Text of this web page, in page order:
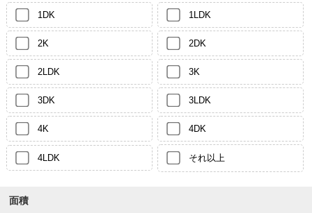
1DK 1LDK
2K 2DK
2LDK 3K
3DK 3LDK
4K 4DK
4LDK それ以上
面積